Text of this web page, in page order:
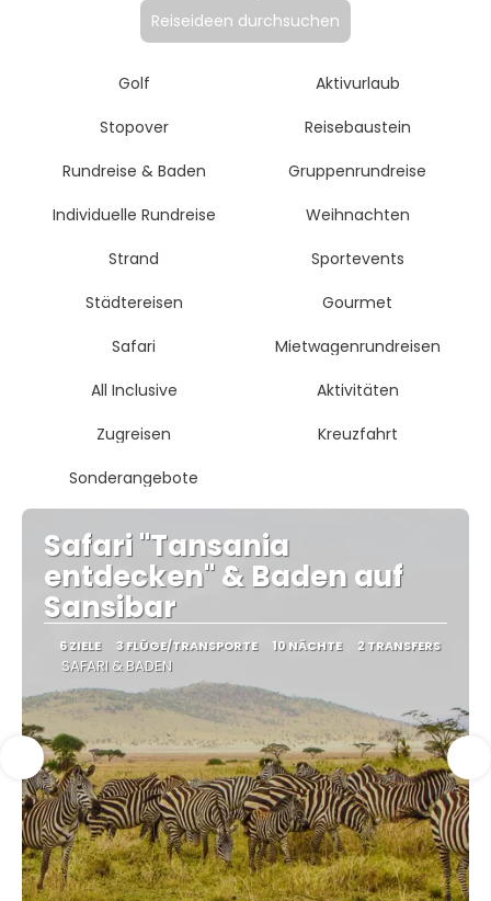
Reiseideen durchsuchen
Golf
Aktivurlaub
Stopover
Reisebaustein
Rundreise & Baden
Gruppenrundreise
Individuelle Rundreise
Weihnachten
Strand
Sportevents
Städtereisen
Gourmet
Safari
Mietwagenrundreisen
All Inclusive
Aktivitäten
Zugreisen
Kreuzfahrt
Sonderangebote
Safari "Tansania
entdecken" & Baden auf
Sansibar
6 ZIELE 3 FLÜGE/TRANSPORTE 10 NÄCHTE 2 TRANSFERS
SAFARI & BADEN